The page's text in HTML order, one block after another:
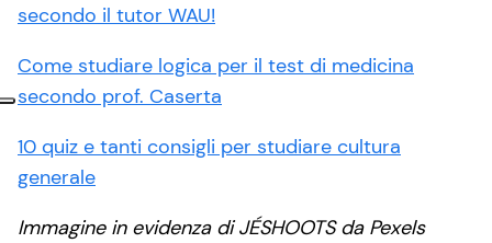
secondo il tutor WAU!
Come studiare logica per il test di medicina
secondo prof. Caserta
10 quiz e tanti consigli per studiare cultura
generale
Immagine in evidenza di JÉSHOOTS da Pexels